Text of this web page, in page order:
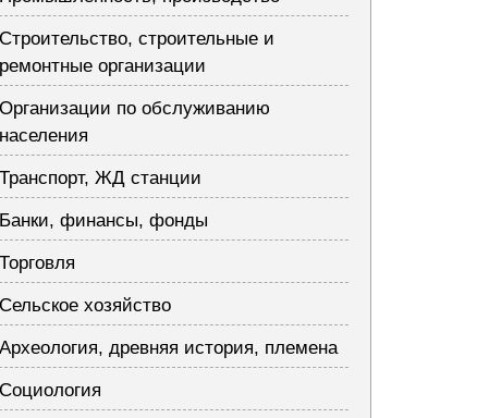
Строительство, строительные и
ремонтные организации
Организации по обслуживанию
населения
Транспорт, ЖД станции
Банки, финансы, фонды
Торговля
Сельское хозяйство
Археология, древняя история, племена
Социология